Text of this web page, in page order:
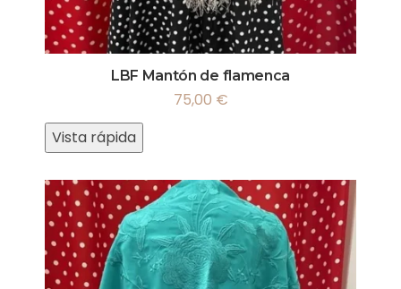
LBF Mantón de flamenca
75,00 €
Vista rápida